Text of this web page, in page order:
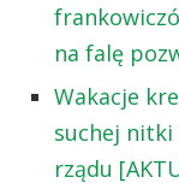
na falę
Wakacje
suchej nitki
rządu